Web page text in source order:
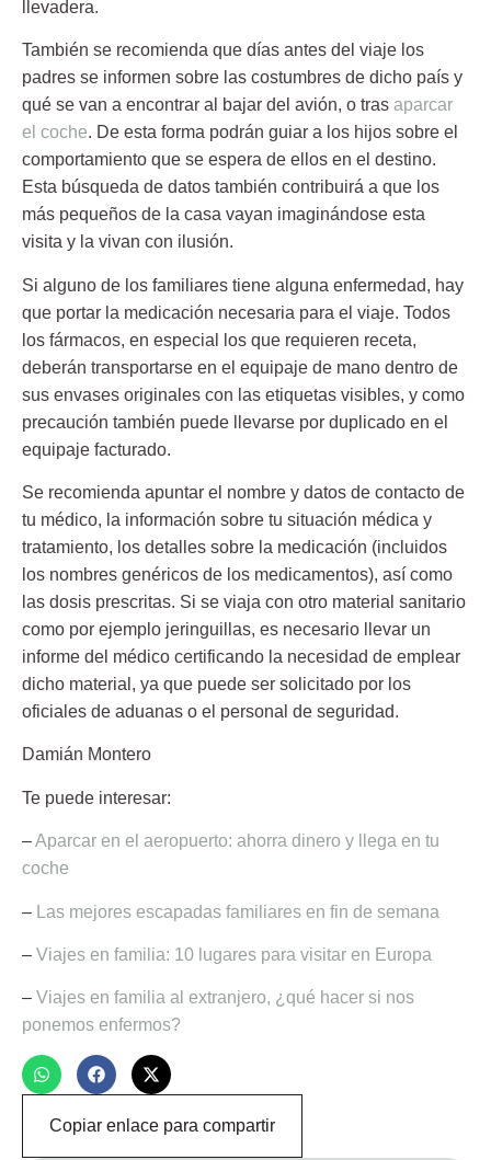
llevadera.
También se recomienda que días antes del viaje los
padres se informen sobre las costumbres de dicho país y
qué se van a encontrar al
bajar del avión, o tras aparcar
el coche. De esta forma podrán guiar a los hijos sobre el
comportamiento que se espera de ellos en el destino.
Esta búsqueda de datos también contribuirá a que los
más pequeños de la casa vayan imaginándose esta
visita y la vivan con ilusión.
Si alguno de los familiares tiene alguna enfermedad, hay
que portar la medicación necesaria para el viaje. Todos
los fármacos, en especial los que requieren receta,
deberán transportarse en el equipaje de mano dentro de
sus envases originales con las etiquetas visibles, y como
precaución también puede llevarse por duplicado en el
equipaje facturado.
Se recomienda apuntar el nombre y datos de contacto de
tu médico, la información sobre tu situación médica y
tratamiento, los detalles sobre la medicación (incluidos
los nombres genéricos de los medicamentos), así como
las dosis prescritas. Si se viaja con otro material sanitario
como por ejemplo jeringuillas, es necesario llevar un
informe del médico certificando la necesidad de emplear
dicho material, ya que puede ser solicitado por los
oficiales de aduanas o el personal de seguridad.
Damián Montero
Te puede interesar:
–Aparcar en el aeropuerto: ahorra dinero y llega en tu
coche
– Las mejores escapadas familiares en fin de semana
– Viajes en familia: 10 lugares para visitar en Europa
– Viajes en familia al extranjero, ¿qué hacer si nos
ponemos enfermos?
Copiar enlace para compartir